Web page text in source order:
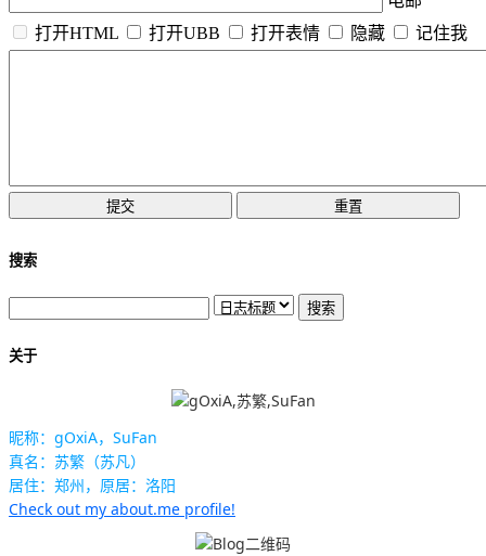
打开HTML
打开UBB 打开表情 隐藏 记住我
搜索
关于
昵称：gOxiA，SuFan
真名：苏繁（苏凡）
居住：郑州，原居：洛阳
Check out my about.me profile!